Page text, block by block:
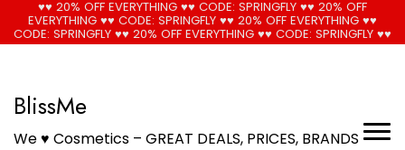
♥♥ 20% OFF EVERYTHING ♥♥ CODE: SPRINGFLY ♥♥ 20% OFF
EVERYTHING ♥♥ CODE: SPRINGFLY ♥♥ 20% OFF EVERYTHING ♥♥
CODE: SPRINGFLY ♥♥ 20% OFF EVERYTHING ♥♥ CODE: SPRINGFLY ♥♥
BlissMe
We ♥ Cosmetics – GREAT DEALS, PRICES, BRANDS
🚚 Free Shipping on all orders📦 Cool!